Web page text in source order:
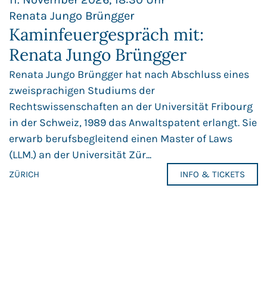
Renata Jungo Brüngger
Kaminfeuergespräch mit:
Renata Jungo Brüngger
Renata Jungo Brüngger hat nach Abschluss eines
zweisprachigen Studiums der
Rechtswissenschaften an der Universität Fribourg
in der Schweiz, 1989 das Anwaltspatent erlangt. Sie
erwarb berufsbegleitend einen Master of Laws
(LLM.) an der Universität Zür...
ZÜRICH INFO & TICKETS